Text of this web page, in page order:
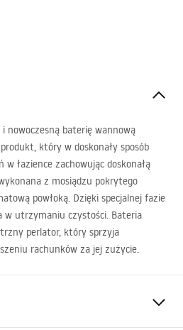
nowoczesną baterię wannową
który w doskonały sposób
łazience zachowując doskonałą
z mosiądzu pokrytego
powłoką. Dzięki specjalnej fazie
w utrzymaniu czystości. Bateria
perlator, który sprzyja
rachunków za jej zużycie.